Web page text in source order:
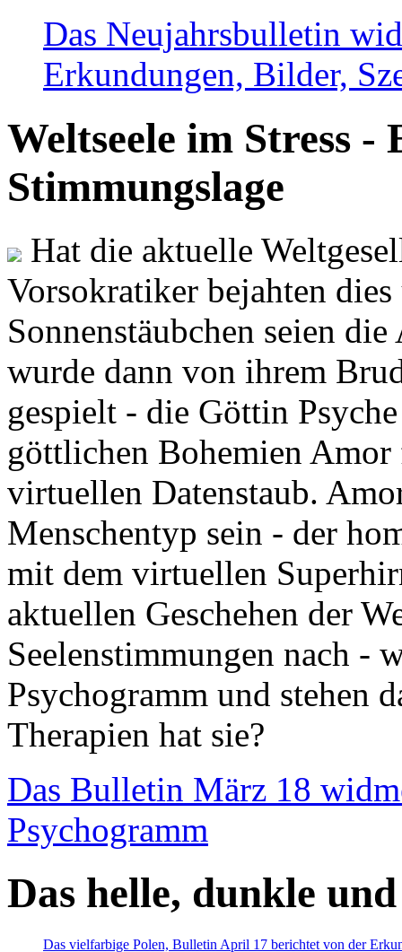
Das Neujahrsbulletin
Erkundungen, Bilder,
Weltseele im Stress -
Stimmungslage
Hat die aktuelle
Vorsokratiker bejahten
Sonnenstäubchen seien
wurde dann von ihrem
gespielt - die Göttin
göttlichen Bohemien
virtuellen Datenstaub.
Menschentyp sein - der
mit dem virtuellen
aktuellen Geschehen der
Seelenstimmungen nach -
Psychogramm und stehen
Therapien hat sie?
Das Bulletin März 18
Psychogramm
Das helle, dunkle
Das vielfarbige Polen, Bulletin April 17 berichtet von der